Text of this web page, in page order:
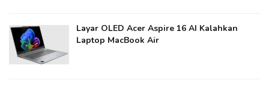
Layar OLED Acer Aspire 16 AI Kalahkan
Laptop MacBook Air